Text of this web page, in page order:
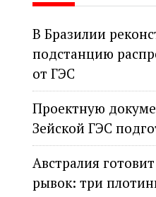
В Бразилии
подстанцию
от ГЭС
Проектную
Зейской ГЭС
Австралия
рывок: три